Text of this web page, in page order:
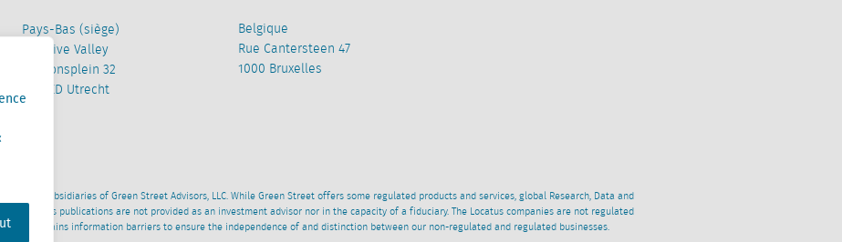
Pays-Bas (siège)
Creative Valley
Stationsplein 32
3511 ED Utrecht
Belgique
Rue Cantersteen 47
1000 Bruxelles
owned subsidiaries of Green Street Advisors, LLC. While Green Street offers some regulated products and services, global Research, Data and
global News publications are not provided as an investment advisor nor in the capacity of a fiduciary. The Locatus companies are not regulated
maintains information barriers to ensure the independence of and distinction between our non-regulated and regulated businesses.